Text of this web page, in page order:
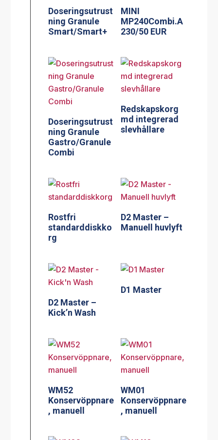
Doseringsutrust
ning Granule
Smart/Smart+
MINI
MP240Combi.A
230/50 EUR
Doseringsutrust
ning Granule
Gastro/Granule
Combi
Redskapskorg
md integrerad
slevhållare
Rostfri
standarddiskko
rg
D2 Master –
Manuell huvlyft
D2 Master –
Kick’n Wash
D1 Master
WM52
Konservöppnare
, manuell
WM01
Konservöppnare
, manuell